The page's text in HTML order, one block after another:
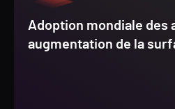
Adoption mondiale des
augmentation de la